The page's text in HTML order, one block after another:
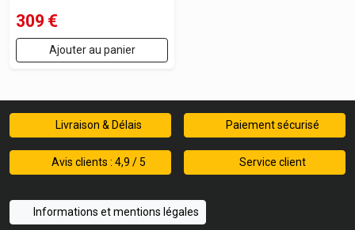
309 €
Ajouter au panier
Livraison & Délais Paiement sécurisé
Avis clients : 4,9 / 5 Service client
Informations et mentions légales